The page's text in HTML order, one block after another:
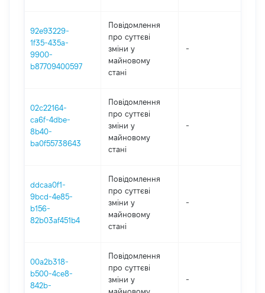
92e93229-
1f35-435a-
9900-
b87709400597
Повідомлення
про суттєві
зміни y
майновому
стані
-
02c22164-
ca6f-4dbe-
8b40-
ba0f55738643
Повідомлення
про суттєві
зміни y
майновому
стані
-
ddcaa0f1-
9bcd-4e85-
b156-
82b03af451b4
Повідомлення
про суттєві
зміни y
майновому
стані
-
00a2b318-
b500-4ce8-
842b-
Повідомлення
про суттєві
зміни y
майновому
-